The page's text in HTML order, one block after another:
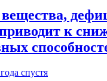
к
спустя